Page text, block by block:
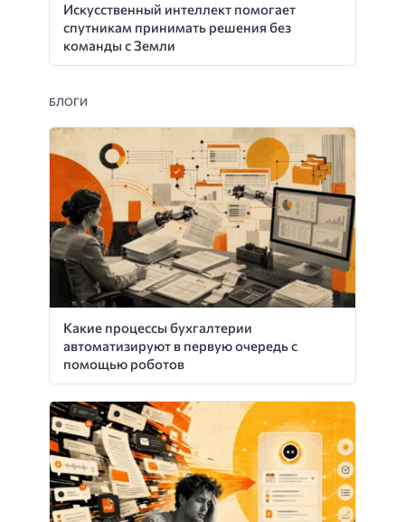
Искусственный интеллект помогает
спутникам принимать решения без
команды с Земли
БЛОГИ
Какие процессы бухгалтерии
автоматизируют в первую очередь с
помощью роботов